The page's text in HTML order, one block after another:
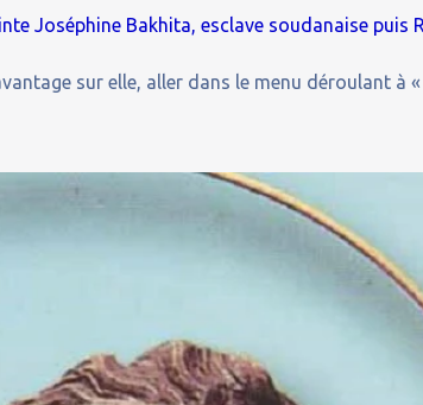
Joséphine Bakhita, esclave soudanaise puis
sur elle, aller dans le menu déroulant à